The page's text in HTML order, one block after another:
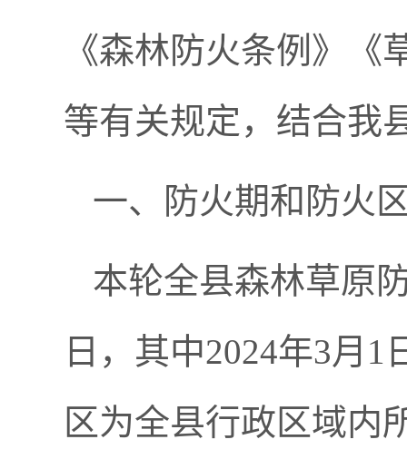
《森林防火条例》
等有关规定，结合我
一、防火期和防火
本轮全县森林草原
日，其中2024年3月
区为全县行政区域内